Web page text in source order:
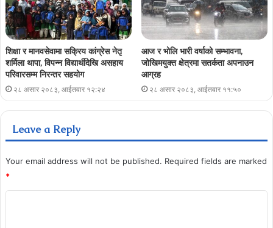
शिक्षा र मानवसेवामा सक्रिय कांग्रेस नेतृ
शर्मिला थापा, विपन्न विद्यार्थीदेखि असहाय
परिवारसम्म निरन्तर सहयोग
२८ असार २०८३, आईतवार १२:२४
आज र भोलि भारी वर्षाको सम्भावना,
जोखिमयुक्त क्षेत्रमा सतर्कता अपनाउन
आग्रह
२८ असार २०८३, आईतवार ११:५०
Leave a Reply
Your email address will not be published. Required fields are marked
*